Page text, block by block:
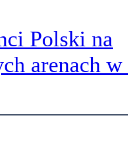
Polski na
arenach